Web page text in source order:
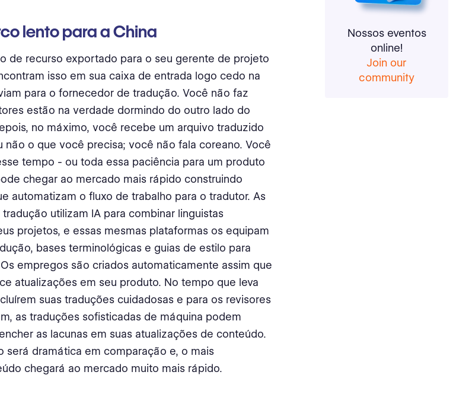
lento para a China
de recurso exportado para o seu gerente de projeto
isso em sua caixa de entrada logo cedo na
para o fornecedor de tradução. Você não faz
estão na verdade dormindo do outro lado do
no máximo, você recebe um arquivo traduzido
não o que você precisa; você não fala coreano. Você
tempo - ou toda essa paciência para um produto
chegar ao mercado mais rápido construindo
automatizam o fluxo de trabalho para o tradutor. As
utilizam IA para combinar linguistas
projetos, e essas mesmas plataformas os equipam
bases terminológicas e guias de estilo para
empregos são criados automaticamente assim que
atualizações em seu produto. No tempo que leva
suas traduções cuidadosas e para os revisores
as traduções sofisticadas de máquina podem
as lacunas em suas atualizações de conteúdo.
será dramática em comparação e, o mais
chegará ao mercado muito mais rápido.
Nossos eventos
online!
Join our
community